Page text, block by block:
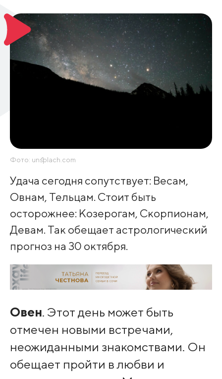
Фото: unsplach.com
Удача сегодня сопутствует: Весам,
Овнам, Тельцам. Стоит быть
осторожнее: Козерогам, Скорпионам,
Девам. Так обещает астрологический
прогноз на 30 октября.
Овен. Этот день может быть
отмечен новыми встречами,
неожиданными знакомствами. Он
обещает пройти в любви и